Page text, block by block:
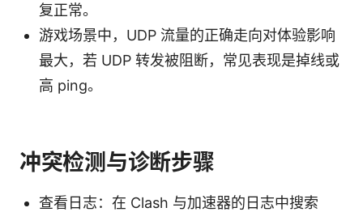
复正常。
游戏场景中，UDP 流量的正确走向对体验影响
最大，若 UDP 转发被阻断，常见表现是掉线或
高 ping。
冲突检测与诊断步骤
查看日志：在 Clash 与加速器的日志中搜索